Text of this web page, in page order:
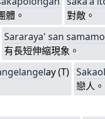
體。
對敵。
Sararaya' san sa
有長短伸縮現象。
angelay (T)
戀人。